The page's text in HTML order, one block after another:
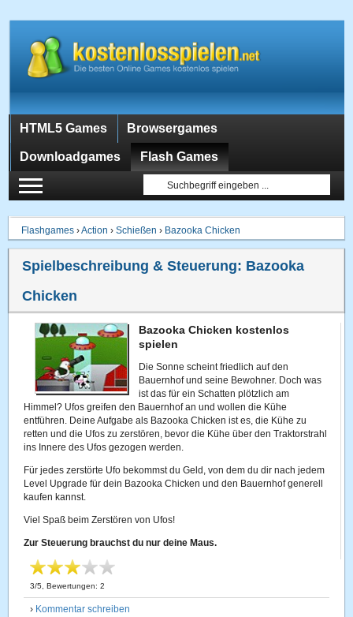
HTML5 Games Browsergames
Downloadgames Flash Games
Flashgames ›Action ›Schießen › Bazooka Chicken
Spielbeschreibung & Steuerung: Bazooka
Chicken
Bazooka Chicken kostenlos
spielen
Die Sonne scheint friedlich auf den
Bauernhof und seine Bewohner. Doch was
ist das für ein Schatten plötzlich am
Himmel? Ufos greifen den Bauernhof an und wollen die Kühe
entführen. Deine Aufgabe als Bazooka Chicken ist es, die Kühe zu
retten und die Ufos zu zerstören, bevor die Kühe über den Traktorstrahl
ins Innere des Ufos gezogen werden.
Für jedes zerstörte Ufo bekommst du Geld, von dem du dir nach jedem
Level Upgrade für dein Bazooka Chicken und den Bauernhof generell
kaufen kannst.
Viel Spaß beim Zerstören von Ufos!
Zur Steuerung brauchst du nur deine Maus.
3/5 , Bewertungen:2
› Kommentar schreiben